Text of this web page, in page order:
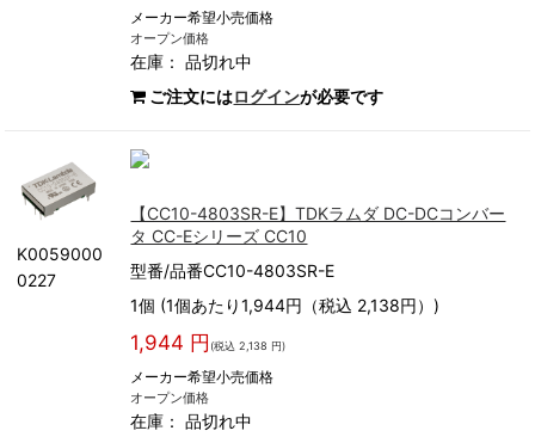
メーカー希望小売価格
オープン価格
在庫：品切れ中
ご注文にはログインが必要です
K0059000
0227
【CC10-4803SR-E】TDKラムダ DC-DCコンバー
タ CC-Eシリーズ CC10
型番/品番CC10-4803SR-E
1個 (1個あたり1,944円（税込 2,138円）)
1,944 円 (税込 2,138 円)
メーカー希望小売価格
オープン価格
在庫：品切れ中